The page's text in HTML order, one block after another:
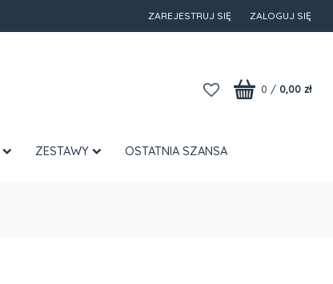
ZAREJESTRUJ SIĘ ZALOGUJ SIĘ
0 / 0,00 zł
ZESTAWY OSTATNIA SZANSA